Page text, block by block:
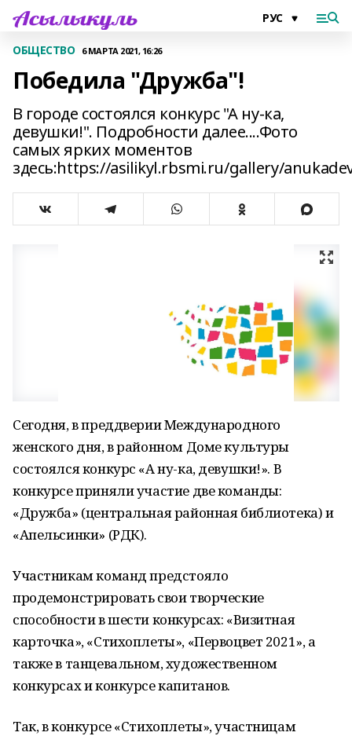
ОБЩЕСТВО 6 МАРТА 2021, 16:26
Победила "Дружба"!
В городе состоялся конкурс "А ну-ка,
девушки!". Подробности далее....Фото
самых ярких моментов
здесь:https://asilikyl.rbsmi.ru/gallery/
Сегодня, в преддверии Международного
женского дня, в районном Доме культуры
состоялся конкурс «А ну-ка, девушки!». В
конкурсе приняли участие две команды:
«Дружба» (центральная районная библиотека) и
«Апельсинки» (РДК).
Участникам команд предстояло
продемонстрировать свои творческие
способности в шести конкурсах: «Визитная
карточка», «Стихоплеты», «Первоцвет 2021», а
также в танцевальном, художественном
конкурсах и конкурсе капитанов.
Так, в конкурсе «Стихоплеты», участницам